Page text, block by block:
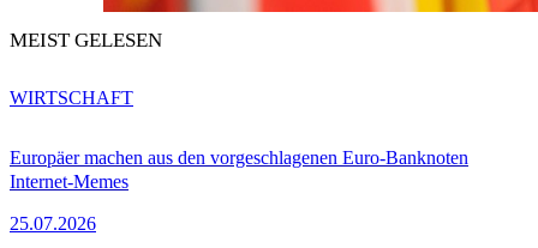
MEIST GELESEN
Europäer machen aus den vorgeschlagenen Euro-Banknoten
Internet-Memes
25.07.2026
WIRTSCHAFT